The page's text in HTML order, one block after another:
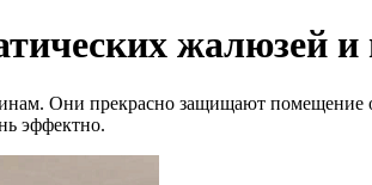
жалюзей
Они прекрасно защищают помещение
эффектно.